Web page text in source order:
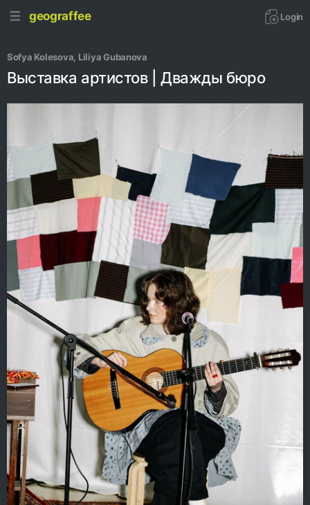
geograffee Login
Sofya Kolesova, Liliya Gubanova
Выставка артистов | Дважды бюро